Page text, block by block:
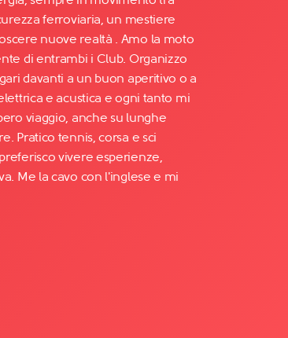
ferroviaria, un mestiere
nuove realtà . Amo la moto
di entrambi i Club. Organizzo
davanti a un buon aperitivo o a
e acustica e ogni tanto mi
viaggio, anche su lunghe
Pratico tennis, corsa e sci
vivere esperienze,
Me la cavo con l'inglese e mi